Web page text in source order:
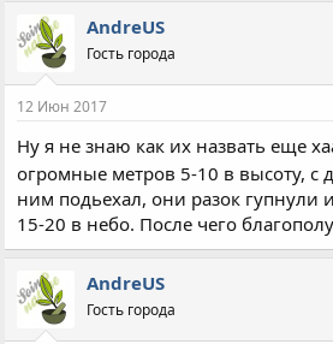
AndreUS
Гость города
12 Июн 2017
Ну я не знаю как их назвать еще
огромные метров 5-10 в высоту, с
ним подьехал, они разок гупнули
15-20 в небо. После чего
AndreUS
Гость города